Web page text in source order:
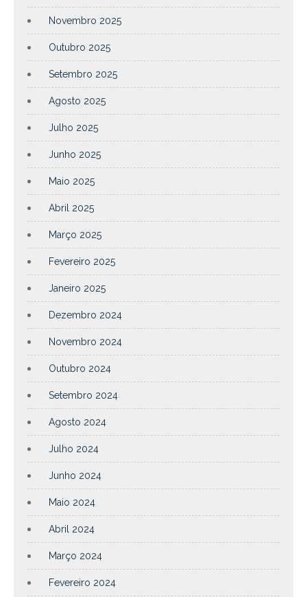
Novembro 2025
Outubro 2025
Setembro 2025
Agosto 2025
Julho 2025
Junho 2025
Maio 2025
Abril 2025
Março 2025
Fevereiro 2025
Janeiro 2025
Dezembro 2024
Novembro 2024
Outubro 2024
Setembro 2024
Agosto 2024
Julho 2024
Junho 2024
Maio 2024
Abril 2024
Março 2024
Fevereiro 2024